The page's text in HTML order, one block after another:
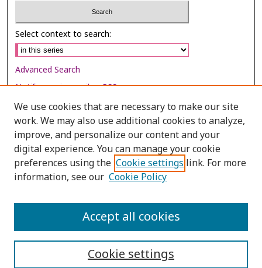
Select context to search:
Advanced Search
Notify me via email orRSS
Browse
Collections
Disciplines
Authors
We use cookies that are necessary to make our site
work. We may also use additional cookies to analyze,
improve, and personalize our content and your
digital experience. You can manage your cookie
preferences using the Cookie settings link. For more
information, see our Cookie Policy
Cookie settings
Accept all cookies